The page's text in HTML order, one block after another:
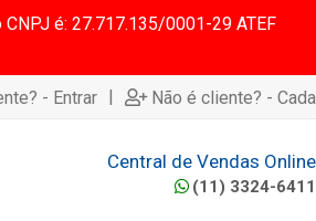
é: 27.717.135/0001-29 ATEF
- Entrar | Não é cliente? -
Central de Vendas Online
(11) 3324-6411